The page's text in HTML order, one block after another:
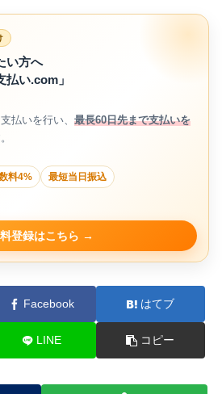
い方へ
い.com」
払いを行い、 最長60日先まで支払いを
料4%
最短当日振込
登録はこちら
Facebook はてブ
LINE コピー